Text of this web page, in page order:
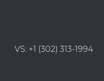
+1 (302) 313-1994